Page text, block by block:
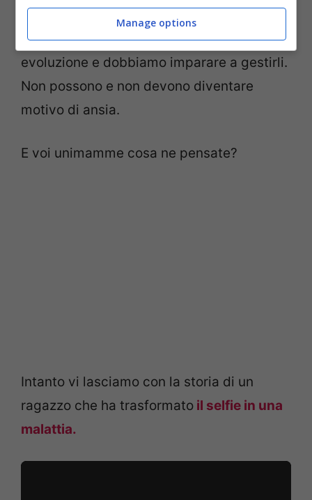
vita, ma è anche altrettanto vero che i
social sono una realtà in continua
evoluzione e dobbiamo imparare a gestirli.
Non possono e non devono diventare
motivo di ansia.
E voi unimamme cosa ne pensate?
Intanto vi lasciamo con la storia di un
ragazzo che ha trasformato il selfie in una
malattia.
Manage options